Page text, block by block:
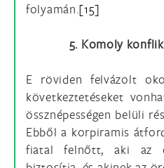
folyamán.[15]
5. Komoly
E röviden felvázolt
következtetéseket
össznépességen belüli
Ebből a korpiramis
fiatal felnőtt, aki az